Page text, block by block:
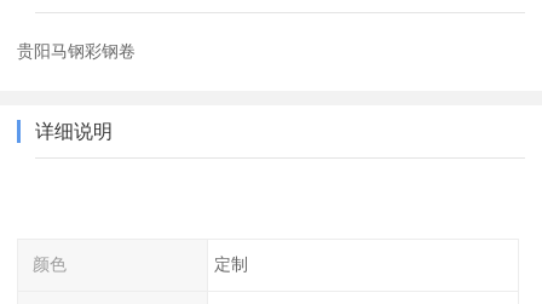
贵阳马钢彩钢卷
详细说明
颜色 定制